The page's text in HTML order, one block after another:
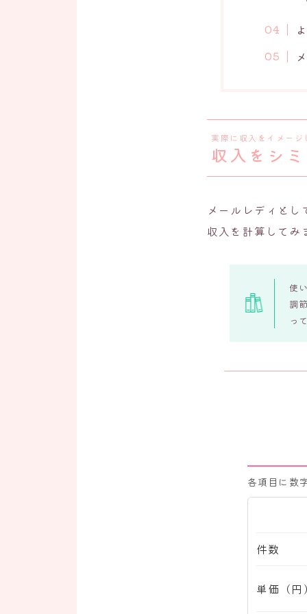
実際に収入をイメージ
収入をシ
メールレディと
収入を計算してみ
使
調
っ
各項目に数
件数
単価（円